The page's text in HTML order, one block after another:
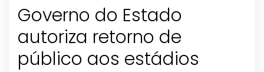
Governo do Estado
autoriza retorno de
público aos estádios